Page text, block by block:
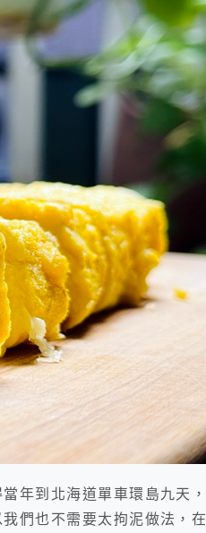
年到北海道單車環島九天，
們也不需要太拘泥做法，在